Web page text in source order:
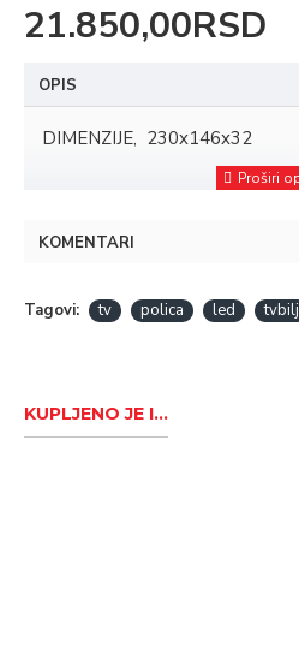
21.850,00RSD
OPIS
DIMENZIJE, 230x146x32
KOMENTARI
Tagovi: tv polica led tvbilj
KUPLJENO JE I...